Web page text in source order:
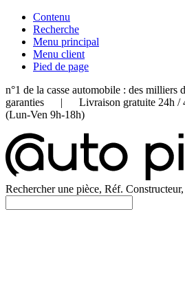
Contenu
Recherche
Menu principal
Menu client
Pied de page
n°1 de la casse automobile : des milliers
garanties | Livraison gratuite
(Lun-Ven 9h-18h)
Rechercher une pièce, Réf.